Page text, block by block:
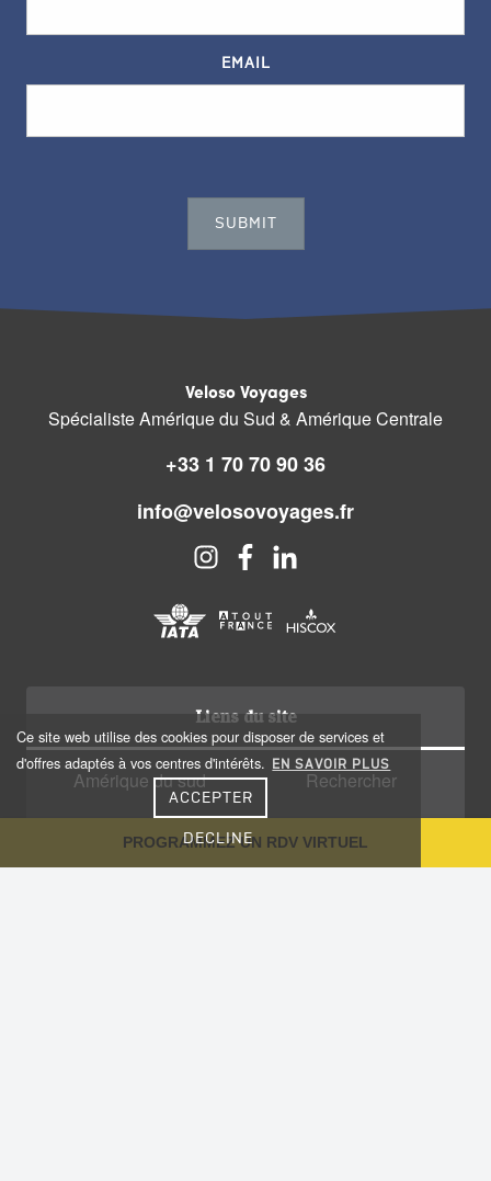
Ce site web utilise des cookies pour disposer de services et
d'offres adaptés à vos centres d'intérêts.
EN SAVOIR PLUS
DECLINE
ACCEPTER
PROGRAMMEZ UN RDV VIRTUEL
EMAIL
Veloso Voyages
Spécialiste Amérique du Sud & Amérique Centrale
+33 1 70 70 90 36
info@velosovoyages.fr
Liens du site
Amérique du sud
Amérique centrale
Caraïbes
Rechercher
Qui sommes nous?
Recrutement